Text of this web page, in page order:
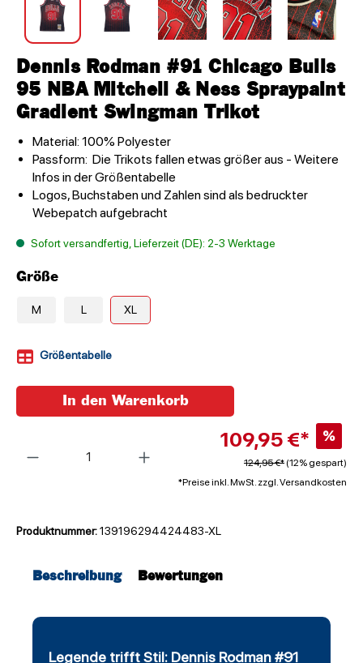
Dennis Rodman #91 Chicago Bulls
95 NBA Mitchell & Ness Spraypaint
Gradient Swingman Trikot
Material: 100% Polyester
Passform: Die Trikots fallen etwas größer aus - Weitere
Infos in der Größentabelle
Logos, Buchstaben und Zahlen sind als bedruckter
Webepatch aufgebracht
Sofort versandfertig, Lieferzeit (DE): 2-3 Werktage
Größe
M L XL
Größentabelle
109,95 €* %
124,95 €* (12% gespart)
*Preise inkl. MwSt. zzgl. Versandkosten
In den Warenkorb
Produktnummer:139196294424483-XL
Beschreibung Bewertungen
Legende trifft Stil: Dennis Rodman #91